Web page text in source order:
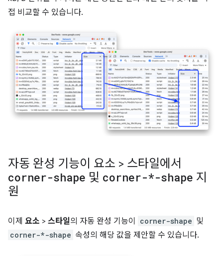
접 비교할 수 있습니다.
자동 완성 기능이 요소 > 스타일에서
corner-shape 및 corner-*-shape 지
원
이제 요소 > 스타일의 자동 완성 기능이 corner-shape 및
corner-*-shape 속성의 해당 값을 제안할 수 있습니다.